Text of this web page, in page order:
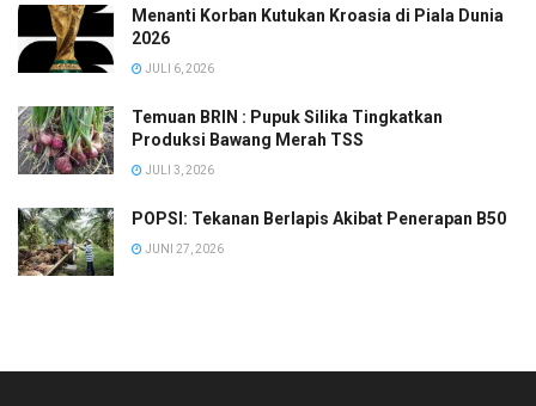
Menanti Korban Kutukan Kroasia di Piala Dunia
2026
JULI 6, 2026
Temuan BRIN : Pupuk Silika Tingkatkan
Produksi Bawang Merah TSS
JULI 3, 2026
POPSI: Tekanan Berlapis Akibat Penerapan B50
JUNI 27, 2026